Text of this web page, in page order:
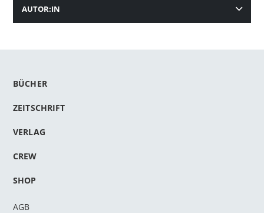
AUTOR:IN
BÜCHER
ZEITSCHRIFT
VERLAG
CREW
SHOP
AGB